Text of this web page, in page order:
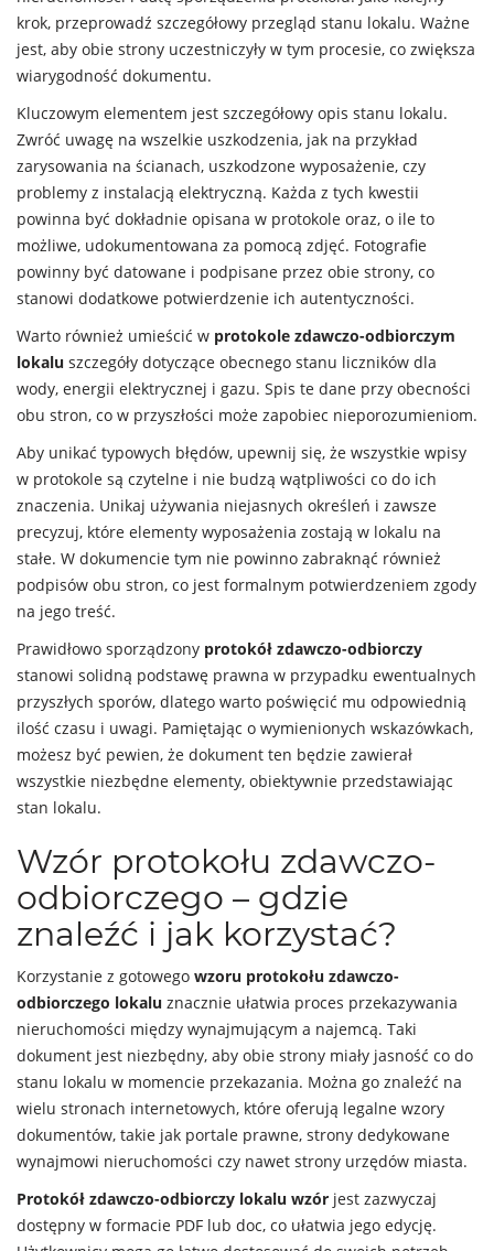
krok, przeprowadź szczegółowy przegląd stanu lokalu. Ważne
jest, aby obie strony uczestniczyły w tym procesie, co zwiększa
wiarygodność dokumentu.
Kluczowym elementem jest szczegółowy opis stanu lokalu.
Zwróć uwagę na wszelkie uszkodzenia, jak na przykład
zarysowania na ścianach, uszkodzone wyposażenie, czy
problemy z instalacją elektryczną. Każda z tych kwestii
powinna być dokładnie opisana w protokole oraz, o ile to
możliwe, udokumentowana za pomocą zdjęć. Fotografie
powinny być datowane i podpisane przez obie strony, co
stanowi dodatkowe potwierdzenie ich autentyczności.
Warto również umieścić w protokole zdawczo-odbiorczym
lokalu szczegóły dotyczące obecnego stanu liczników dla
wody, energii elektrycznej i gazu. Spis te dane przy obecności
obu stron, co w przyszłości może zapobiec nieporozumieniom.
Aby unikać typowych błędów, upewnij się, że wszystkie wpisy
w protokole są czytelne i nie budzą wątpliwości co do ich
znaczenia. Unikaj używania niejasnych określeń i zawsze
precyzuj, które elementy wyposażenia zostają w lokalu na
stałe. W dokumencie tym nie powinno zabraknąć również
podpisów obu stron, co jest formalnym potwierdzeniem zgody
na jego treść.
Prawidłowo sporządzony protokół zdawczo-odbiorczy
stanowi solidną podstawę prawna w przypadku ewentualnych
przyszłych sporów, dlatego warto poświęcić mu odpowiednią
ilość czasu i uwagi. Pamiętając o wymienionych wskazówkach,
możesz być pewien, że dokument ten będzie zawierał
wszystkie niezbędne elementy, obiektywnie przedstawiając
stan lokalu.
Wzór protokołu zdawczo-
odbiorczego – gdzie
znaleźć i jak korzystać?
Korzystanie z gotowego wzoru protokołu zdawczo-
odbiorczego lokalu znacznie ułatwia proces przekazywania
nieruchomości między wynajmującym a najemcą. Taki
dokument jest niezbędny, aby obie strony miały jasność co do
stanu lokalu w momencie przekazania. Można go znaleźć na
wielu stronach internetowych, które oferują legalne wzory
dokumentów, takie jak portale prawne, strony dedykowane
wynajmowi nieruchomości czy nawet strony urzędów miasta.
Protokół zdawczo-odbiorczy lokalu wzór jest zazwyczaj
dostępny w formacie PDF lub doc, co ułatwia jego edycję.